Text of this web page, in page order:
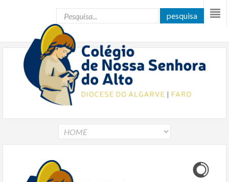
pesquisa